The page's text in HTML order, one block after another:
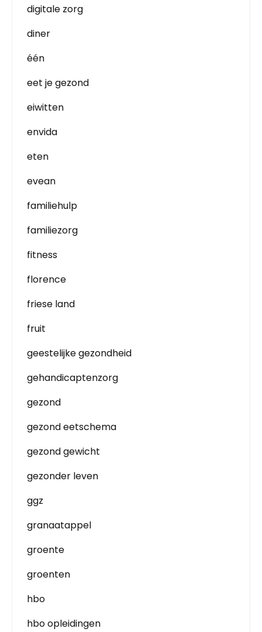
digitale zorg
diner
één
eet je gezond
eiwitten
envida
eten
evean
familiehulp
familiezorg
fitness
florence
friese land
fruit
geestelijke gezondheid
gehandicaptenzorg
gezond
gezond eetschema
gezond gewicht
gezonder leven
ggz
granaatappel
groente
groenten
hbo
hbo opleidingen